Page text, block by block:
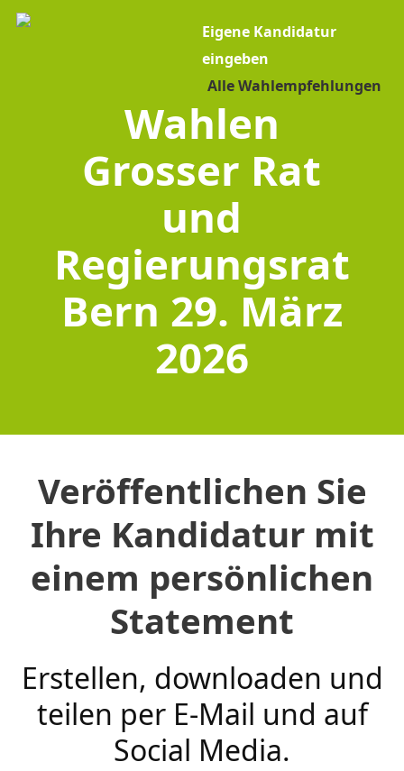
Eigene Kandidatur
eingeben
Alle Wahlempfehlungen
Wahlen
Grosser Rat
und
Regierungsrat
Bern 29. März
2026
Veröffentlichen Sie
Ihre Kandidatur mit
einem persönlichen
Statement
Erstellen, downloaden und
teilen per E-Mail und auf
Social Media.